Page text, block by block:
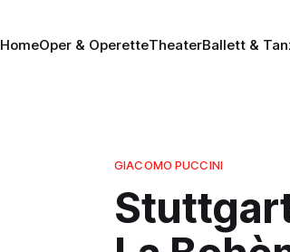
HomeOper & OperetteTheaterBallett &
GIACOMO PUCCINI